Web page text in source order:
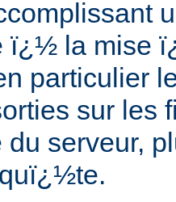
ï¿½ la mise
particulier
sur les
serveur,